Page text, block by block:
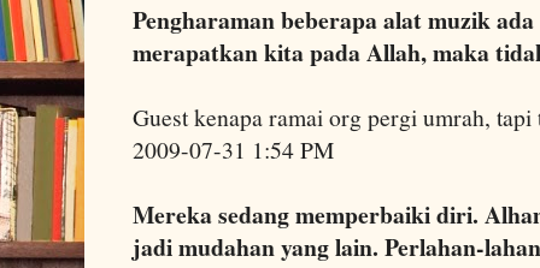
Pengharaman beberapa alat muzik
merapatkan kita pada Allah, maka
Guest kenapa ramai org pergi umrah,
2009-07-31 1:54 PM
Mereka sedang memperbaiki diri.
jadi mudahan yang lain. Perlahan-